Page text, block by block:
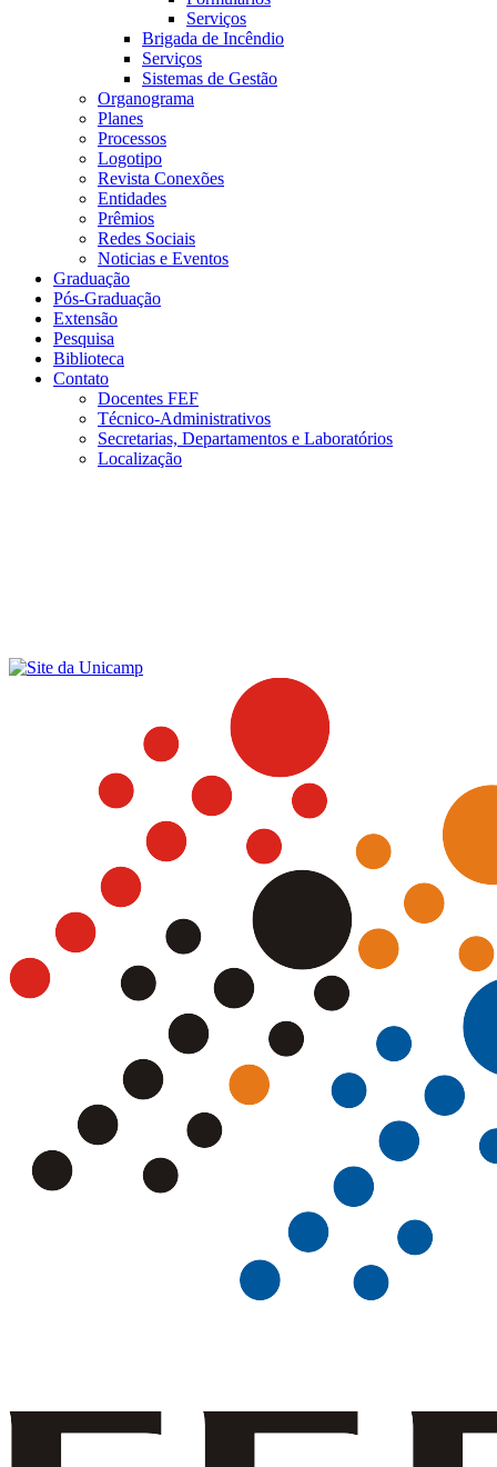
Serviços
Brigada de Incêndio
Serviços
Sistemas de Gestão
Organograma
Planes
Processos
Logotipo
Revista Conexões
Entidades
Prêmios
Redes Sociais
Noticias e Eventos
Graduação
Pós-Graduação
Extensão
Pesquisa
Biblioteca
Contato
Docentes FEF
Técnico-Administrativos
Secretarias, Departamentos e Laboratórios
Localização